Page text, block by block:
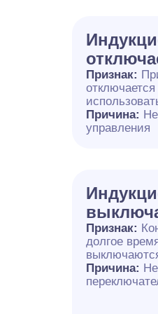
Признак:
Причина:
управления
Признак:
долгое
Причина: